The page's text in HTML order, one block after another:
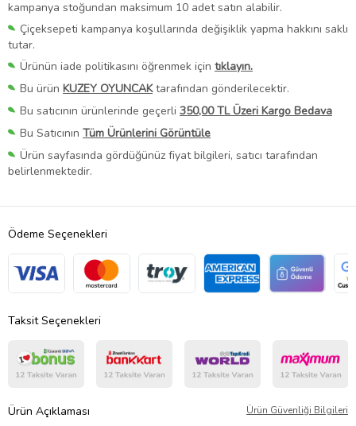
kampanya stoğundan maksimum 10 adet satın alabilir.
Çiçeksepeti kampanya koşullarında değişiklik yapma hakkını saklı
tutar.
Ürünün iade politikasını öğrenmek için tıklayın.
Bu ürün KUZEY OYUNCAKtarafından gönderilecektir.
Bu satıcının ürünlerinde geçerli 350,00 TL Üzeri Kargo Bedava
Bu Satıcının Tüm Ürünlerini Görüntüle
Ürün sayfasında gördüğünüz fiyat bilgileri, satıcı tarafından
belirlenmektedir.
Ödeme Seçenekleri
Taksit Seçenekleri
Ürün Açıklaması Ürün Güvenliği Bilgileri